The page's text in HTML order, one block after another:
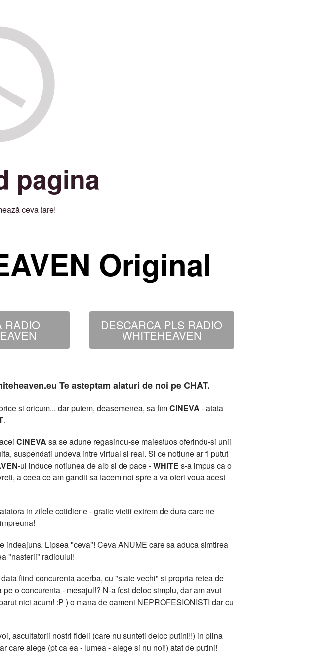
pagina
ceva tare!
Original
RADIO DESCARCA PLS RADIO
WHITEHEAVEN
Te asteptam alaturi de noi pe CHAT.
si oricum... dar putem, deasemenea, sa fimCINEVA - atata
.
CINEVA sa se adune regasindu-se maiestuos oferindu-si unii
suspendati undeva intre virtual si real. Si ce notiune ar fi putut
-ul induce notiunea de alb si de pace -WHITE s-a impus ca o
a ceea ce am gandit sa facem noi spre a va oferi voua acest
in zilele cotidiene - gratie vietii extrem de dura care ne
indeajuns. Lipsea "ceva"! Ceva ANUME care sa aduca simtirea
"nasterii" radioului!
fiind concurenta acerba, cu "state vechi" si propria retea de
o concurenta - mesajul!? N-a fost deloc simplu, dar am avut
nici acum! :P ) o mana de oameni NEPROFESIONISTI dar cu
ascultatorii nostri fideli (care nu sunteti deloc putini!!) in plina
care alege (pt ca ea - lumea - alege si nu noi!) atat de putini!